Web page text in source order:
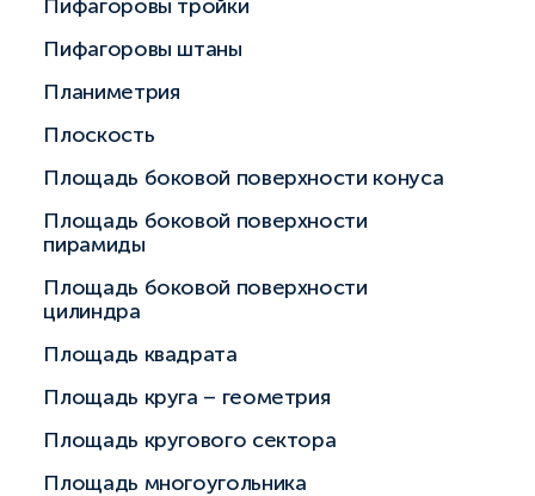
Пифагоровы тройки
Пифагоровы штаны
Планиметрия
Плоскость
Площадь боковой поверхности конуса
Площадь боковой поверхности
пирамиды
Площадь боковой поверхности
цилиндра
Площадь квадрата
Площадь круга – геометрия
Площадь кругового сектора
Площадь многоугольника